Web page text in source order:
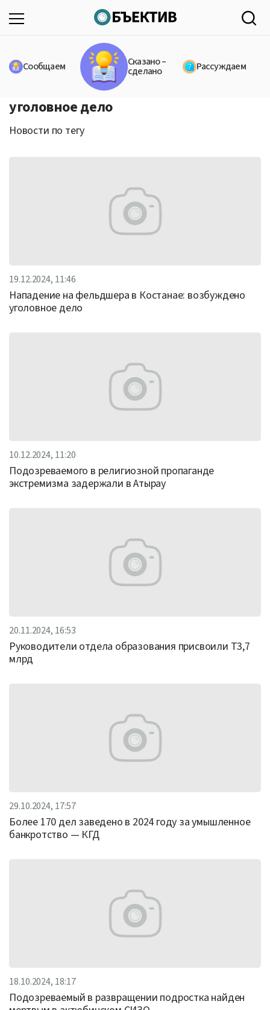
Сообщаем Сказано –
сделано Рассуждаем
уголовное дело
Новости по тегу
19.12.2024, 11:46
Нападение на фельдшера в Костанае: возбуждено
уголовное дело
10.12.2024, 11:20
Подозреваемого в религиозной пропаганде
экстремизма задержали в Атырау
20.11.2024, 16:53
Руководители отдела образования присвоили Т3,7
млрд
29.10.2024, 17:57
Более 170 дел заведено в 2024 году за умышленное
банкротство — КГД
18.10.2024, 18:17
Подозреваемый в развращении подростка найден